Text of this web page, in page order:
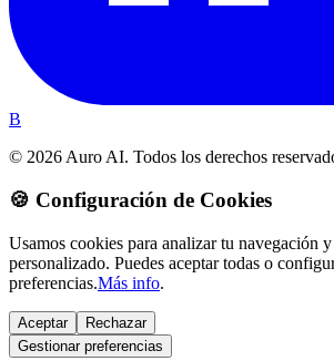
B
© 2026 Auro AI. Todos los derechos
🍪 Configuración de Cookies
Usamos cookies para analizar tu navegación
personalizado. Puedes aceptar todas o
preferencias.Más info.
Aceptar
Rechazar
Gestionar preferencias